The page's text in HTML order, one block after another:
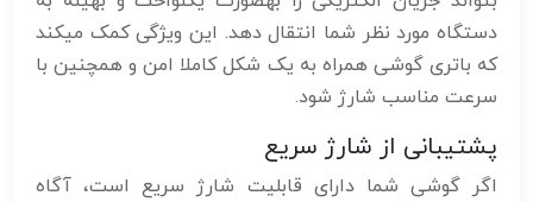
دستگاه مورد نظر شما انتقال دهد. این ویژگی کمک میکند
که باتری گوشی همراه به یک شکل کاملا امن و همچنین با
سرعت مناسب شارژ شود.
پشتیبانی از شارژ سریع
اگر گوشی شما دارای قابلیت شارژ سریع است، آگاه